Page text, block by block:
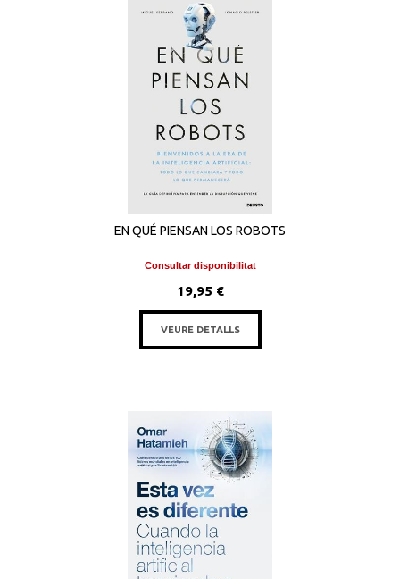
EN QUÉ PIENSAN LOS ROBOTS
Consultar disponibilitat
19,95 €
VEURE DETALLS